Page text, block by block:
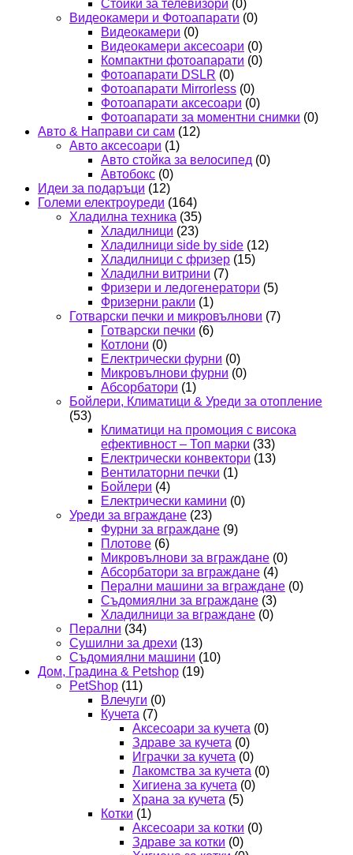
Стойки за телевизори (0)
Видеокамери и Фотоапарати (0)
Видеокамери (0)
Видеокамери аксесоари (0)
Компактни фотоапарати (0)
Фотоапарати DSLR (0)
Фотоапарати Mirrorless (0)
Фотоапарати аксесоари (0)
Фотоапарати за моментни снимки (0)
Авто & Направи си сам (12)
Авто аксесоари (1)
Авто стойка за велосипед (0)
Автобокс (0)
Идеи за подаръци (12)
Големи електроуреди (164)
Хладилна техника (35)
Хладилници (23)
Хладилници side by side (12)
Хладилници с фризер (15)
Хладилни витрини (7)
Фризери и ледогенератори (5)
Фризерни ракли (1)
Готварски печки и микровълнови (7)
Готварски печки (6)
Котлони (0)
Електрически фурни (0)
Микровълнови фурни (0)
Абсорбатори (1)
Бойлери, Климатици & Уреди за отопление
(53)
Климатици на промоция с висока
ефективност – Топ марки (33)
Електрически конвектори (13)
Вентилаторни печки (1)
Бойлери (4)
Електрически камини (0)
Уреди за вграждане (23)
Фурни за вграждане (9)
Плотове (6)
Микровълнови за вграждане (0)
Абсорбатори за вграждане (4)
Перални машини за вграждане (0)
Съдомиялни за вграждане (3)
Хладилници за вграждане (0)
Перални (34)
Сушилни за дрехи (13)
Съдомиялни машини (10)
Дом, Градина & Petshop (19)
PetShop (11)
Влечуги (0)
Кучета (7)
Аксесоари за кучета (0)
Здраве за кучета (0)
Играчки за кучета (0)
Лакомства за кучета (0)
Хигиена за кучета (0)
Храна за кучета (5)
Котки (1)
Аксесоари за котки (0)
Здраве за котки (0)